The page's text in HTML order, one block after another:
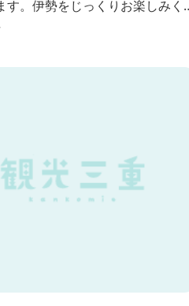
。伊勢をじっくりお楽しみく